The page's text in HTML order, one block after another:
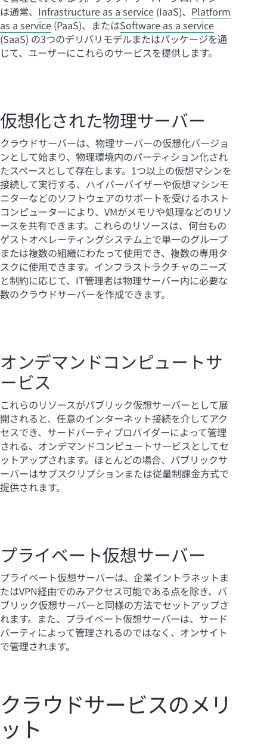
は通常、 Infrastructure as a service (IaaS)、 Platform
as a service (PaaS)、またはSoftware as a service
(SaaS) の3つのデリバリモデルまたはパッケージを通
じて、ユーザーにこれらのサービスを提供します。
仮想化された物理サーバー
クラウドサーバーは、物理サーバーの仮想化バージョ
ンとして始まり、物理環境内のパーティション化され
たスペースとして存在します。1つ以上の仮想マシンを
接続して実行する、ハイパーバイザーや仮想マシンモ
ニターなどのソフトウェアのサポートを受けるホスト
コンピューターにより、VMがメモリや処理などのリソ
ースを共有できます。これらのリソースは、何台もの
ゲストオペレーティングシステム上で単一のグループ
または複数の組織にわたって使用でき、複数の専用タ
スクに使用できます。インフラストラクチャのニーズ
と制約に応じて、IT管理者は物理サーバー内に必要な
数のクラウドサーバーを作成できます。
オンデマンドコンピュートサ
ービス
これらのリソースがパブリック仮想サーバーとして展
開されると、任意のインターネット接続を介してアク
セスでき、サードパーティプロバイダーによって管理
される、オンデマンドコンピュートサービスとしてセ
ットアップされます。ほとんどの場合、パブリックサ
ーバーはサブスクリプションまたは従量制課金方式で
提供されます。
プライベート仮想サーバー
プライベート仮想サーバーは、企業イントラネットま
たはVPN経由でのみアクセス可能である点を除き、パ
ブリック仮想サーバーと同様の方法でセットアップさ
れます。また、プライベート仮想サーバーは、サード
パーティによって管理されるのではなく、オンサイト
で管理されます。
クラウドサービスのメリ
ット